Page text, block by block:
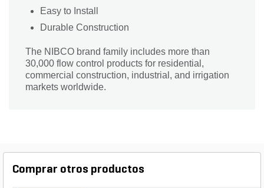
Easy to Install
Durable Construction
The NIBCO brand family includes more than
30,000 flow control products for residential,
commercial construction, industrial, and irrigation
markets worldwide.
Comprar otros productos